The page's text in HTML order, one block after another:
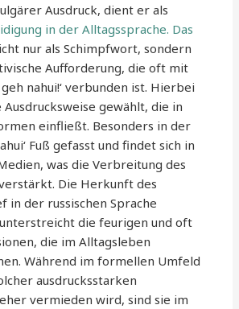
Ausdruck, dient er als
in der Alltagssprache. Das
nur als Schimpfwort, sondern
Aufforderung, die oft mit
nahui!‘ verbunden ist. Hierbei
gewählt, die in
einfließt. Besonders in der
Fuß gefasst und findet sich in
was die Verbreitung des
Die Herkunft des
in der russischen Sprache
die feurigen und oft
die im Alltagsleben
Während im formellen Umfeld
ausdrucksstarken
vermieden wird, sind sie im